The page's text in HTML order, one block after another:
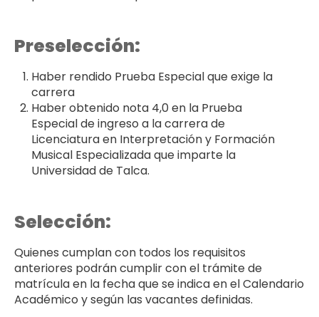
Preselección:
Haber rendido Prueba Especial que exige la
carrera
Haber obtenido nota 4,0 en la Prueba
Especial de ingreso a la carrera de
Licenciatura en Interpretación y Formación
Musical Especializada que imparte la
Universidad de Talca.
Selección:
Quienes cumplan con todos los requisitos
anteriores podrán cumplir con el trámite de
matrícula en la fecha que se indica en el Calendario
Académico y según las vacantes definidas.